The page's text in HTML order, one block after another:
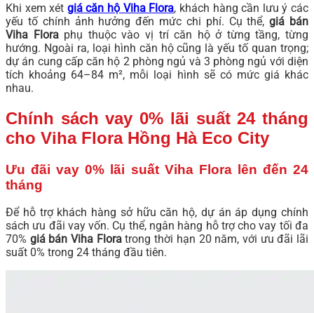
Khi xem xét giá căn hộ Viha Flora, khách hàng cần lưu ý các
yếu tố chính ảnh hưởng đến mức chi phí. Cụ thể,giá bán
Viha Floraphụ thuộc vào vị trí căn hộ ở từng tầng, từng
hướng. Ngoài ra, loại hình căn hộ cũng là yếu tố quan trọng;
dự án cung cấp căn hộ 2 phòng ngủ và 3 phòng ngủ với diện
tích khoảng 64–84 m², mỗi loại hình sẽ có mức giá khác
nhau.
Chính sách vay 0% lãi suất 24 tháng
cho Viha Flora Hồng Hà Eco City
Ưu đãi vay 0% lãi suất Viha Flora lên đến 24
tháng
Để hỗ trợ khách hàng sở hữu căn hộ, dự án áp dụng chính
sách ưu đãi vay vốn. Cụ thể, ngân hàng hỗ trợ cho vay tối đa
70% giá bán Viha Floratrong thời hạn 20 năm, với ưu đãi lãi
suất 0% trong 24 tháng đầu tiên.